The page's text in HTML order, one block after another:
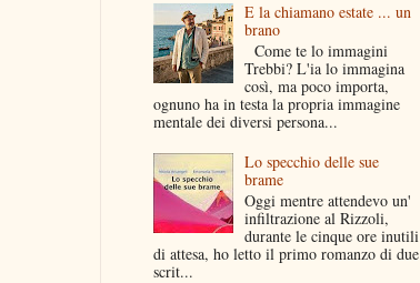
E la chiamano estate ... un
brano
Come te lo immagini
Trebbi? L'ia lo immagina
così, ma poco importa,
ognuno ha in testa la propria immagine
mentale dei diversi persona...
Lo specchio delle sue
brame
Oggi mentre attendevo un'
infiltrazione al Rizzoli,
durante le cinque ore inutili
di attesa, ho letto il primo romanzo di due
scrit...